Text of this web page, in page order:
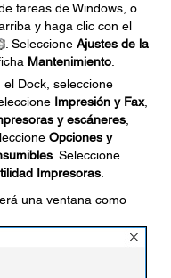
tareas de Windows, o
y haga clic con el
. Seleccione Ajustes de la
Mantenimiento
Dock, seleccione
Impresión y Fax,
y escáneres
Opciones y
. Seleccione
Impresoras
una ventana como